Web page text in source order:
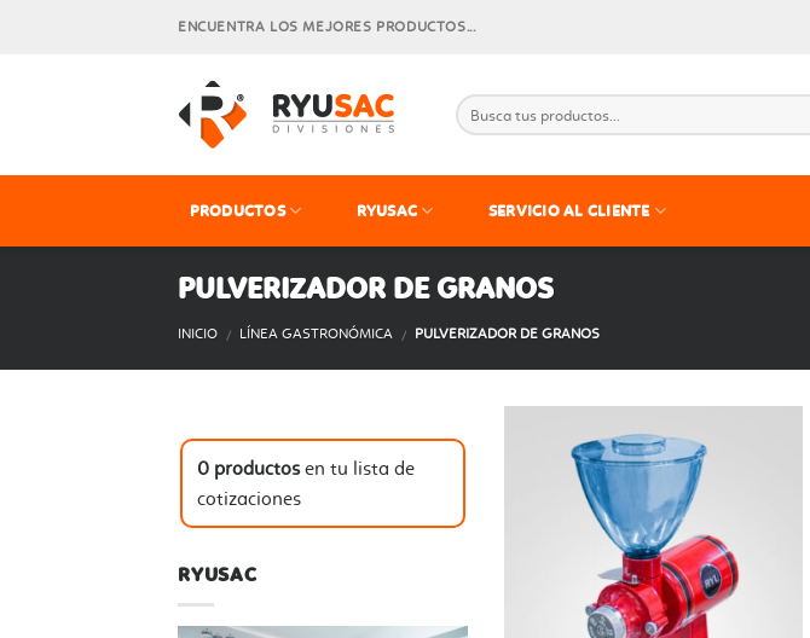
ENCUENTRA LOS MEJORES PRODUCTOS...
PRODUCTOS RYUSAC SERVICIO AL CLIENTE
PULVERIZADOR DE GRANOS
INICIO / LÍNEA GASTRONÓMICA / PULVERIZADOR DE GRANOS
0 productosen tu lista de
cotizaciones
RYUSAC